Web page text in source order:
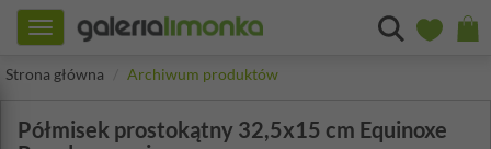
Toggle
navigation
Strona główna
Archiwum produktów
Półmisek prostokątny 32,5x15 cm Equinoxe